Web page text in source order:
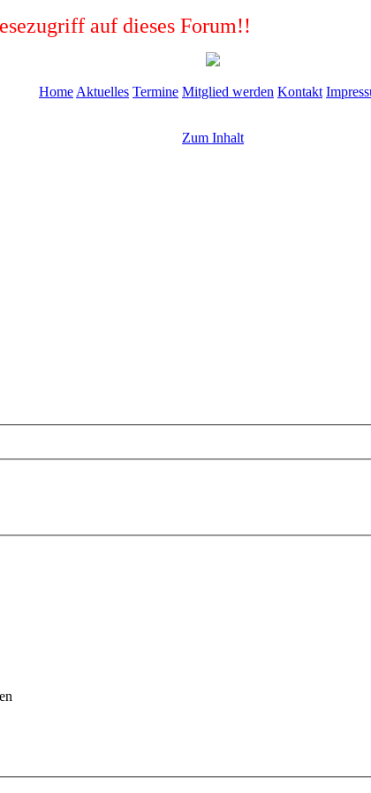
auf dieses Forum!!
Home Aktuelles Termine Mitglied werden Kontakt
Zum Inhalt